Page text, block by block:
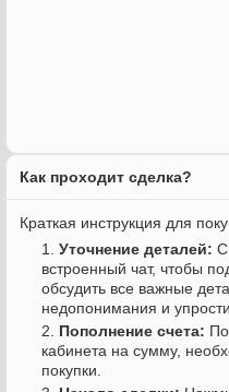
Как проходит сделка?
Краткая инструкция для
Уточнение деталей:
встроенный чат, чтобы
обсудить все важные
недопонимания и
Пополнение счета:
кабинета на сумму,
покупки.